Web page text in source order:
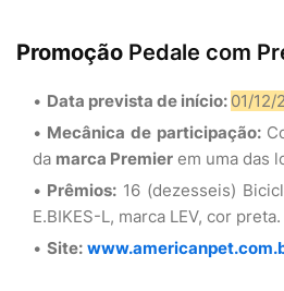
Promoção Pedale com
Data prevista de início: 01/12/
Mecânica de participação:
da marca Premier em uma das
Prêmios: 16 (dezesseis)
E.BIKES-L, marca LEV, cor preta.
Site: